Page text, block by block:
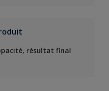
résultat final